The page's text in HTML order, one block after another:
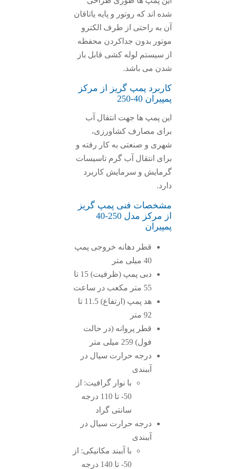
شده اند که روتور و پایه یاتاقان
آن به راحتی از طرف الکترو
موتور بدون جداکردن محفظه
از سیستم لوله کشی قابل باز
شدن می باشد.
کاربرد پمپ گریز از مرکز
پمپیران 40-250
این پمپ ها جهت انتقال آب
برای مصارف کشاورزی،
شهری و صنعتی به کار رفته و
برای انتقال آب گرم تاسیسات
گرمایش و سرمایش کاربرد
مشخصات فنی پمپ گریز
از مرکز مدل 250-40
قطر دهانه خروجی پمپ
دبی پمپ (ظرفیت) 15 تا
هد پمپ (ارتفاع) 11.5 تا
قطر پروانه (در حالت
درجه حرارت سیال در
با نوار گرافیت: از
50- تا 110 درجه
سانتی گراد
درجه حرارت سیال در
با آببند مکانیکی: از
50- تا 140 درجه